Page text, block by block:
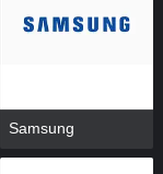
Samsung